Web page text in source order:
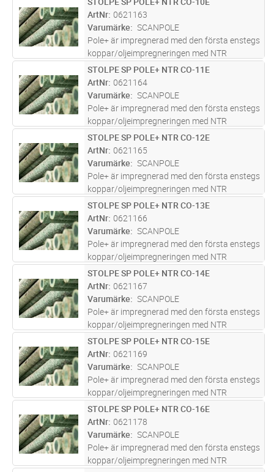
olja, koppar och biocider utformad för att ge
en livslängd på över 40år. Pole+ h
ST Lägg i kundvagn
ArtNr 0621163
Varumärke
SCANPOLE
Pole+ är impregnerad med den första enstegs
koppar/oljeimpregneringen med NTR
godkännande. En innovativ kombination av
olja, koppar och biocider utformad för att ge
en livslängd på över 40år. Pole+ h
ST Lägg i kundvagn
STOLPE SP POLE+ NTR CO-11E
ArtNr 0621164
Varumärke
SCANPOLE
Pole+ är impregnerad med den första enstegs
koppar/oljeimpregneringen med NTR
godkännande. En innovativ kombination av
olja, koppar och biocider utformad för att ge
en livslängd på över 40år. Pole+ h
ST Lägg i kundvagn
STOLPE SP POLE+ NTR CO-12E
ArtNr 0621165
Varumärke
SCANPOLE
Pole+ är impregnerad med den första enstegs
koppar/oljeimpregneringen med NTR
godkännande. En innovativ kombination av
olja, koppar och biocider utformad för att ge
en livslängd på över 40år. Pole+ h
ST Lägg i kundvagn
STOLPE SP POLE+ NTR CO-13E
ArtNr 0621166
Varumärke
SCANPOLE
Pole+ är impregnerad med den första enstegs
koppar/oljeimpregneringen med NTR
godkännande. En innovativ kombination av
olja, koppar och biocider utformad för att ge
en livslängd på över 40år. Pole+ h
ST Lägg i kundvagn
STOLPE SP POLE+ NTR CO-14E
ArtNr 0621167
Varumärke
SCANPOLE
Pole+ är impregnerad med den första enstegs
koppar/oljeimpregneringen med NTR
godkännande. En innovativ kombination av
olja, koppar och biocider utformad för att ge
en livslängd på över 40år. Pole+ h
ST Lägg i kundvagn
STOLPE SP POLE+ NTR CO-15E
ArtNr 0621169
Varumärke
SCANPOLE
Pole+ är impregnerad med den första enstegs
koppar/oljeimpregneringen med NTR
godkännande. En innovativ kombination av
olja, koppar och biocider utformad för att ge
en livslängd på över 40år. Pole+ h
ST Lägg i kundvagn
STOLPE SP POLE+ NTR CO-16E
ArtNr 0621178
Varumärke
SCANPOLE
Pole+ är impregnerad med den första enstegs
koppar/oljeimpregneringen med NTR